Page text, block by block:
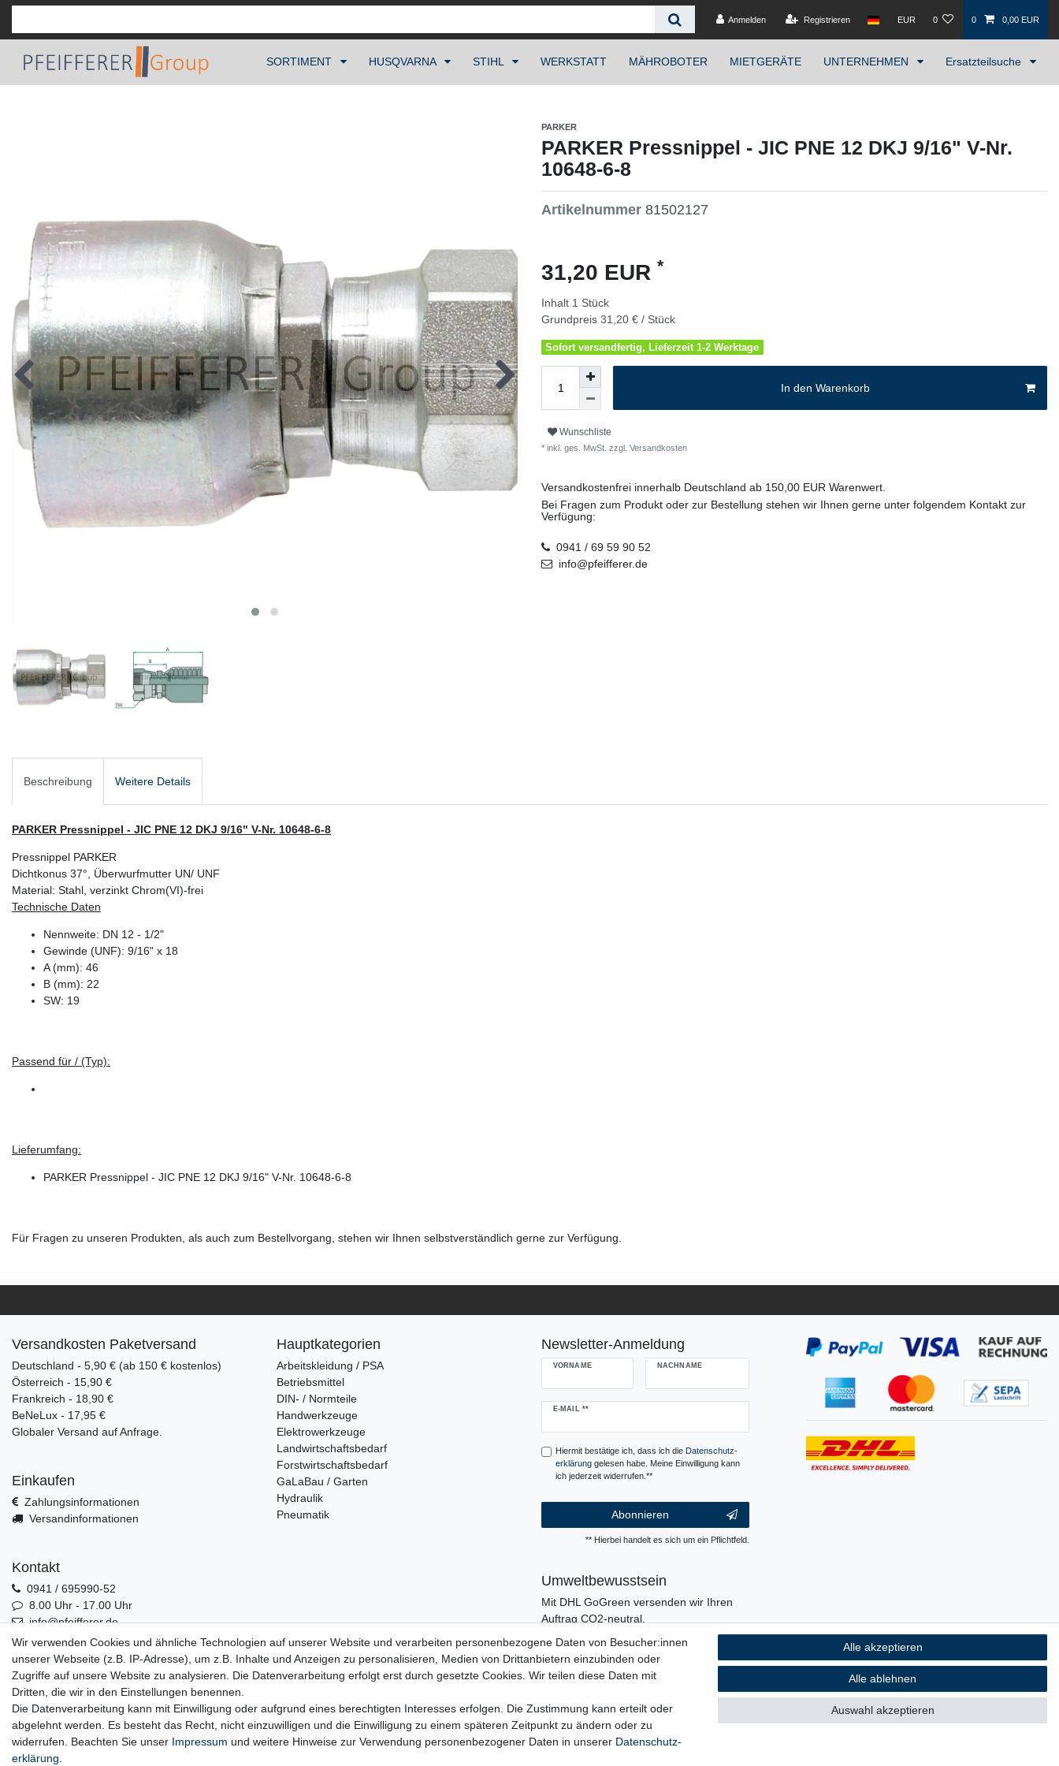
Anmelden Registrieren EUR 0 0 0,00 EUR
SORTIMENT HUSQVARNA STIHL WERKSTATT MÄHROBOTER MIETGERÄTE UNTERNEHMEN Ersatzteilsuche
PARKER
PARKER Pressnippel - JIC PNE 12 DKJ 9/16" V-Nr.
10648-6-8
Artikelnummer 81502127
31,20 EUR *
Inhalt 1 Stück
Grundpreis 31,20 € / Stück
Sofort versandfertig, Lieferzeit 1-2 Werktage
In den Warenkorb
Wunschliste
* inkl. ges. MwSt. zzgl. Versandkosten
Versandkostenfrei innerhalb Deutschland ab 150,00 EUR Warenwert.
Bei Fragen zum Produkt oder zur Bestellung stehen wir Ihnen gerne unter folgendem Kontakt zur
Verfügung:
0941 / 69 59 90 52
info@pfeifferer.de
Beschreibung Weitere Details
PARKER Pressnippel - JIC PNE 12 DKJ 9/16" V-Nr. 10648-6-8
Pressnippel PARKER
Dichtkonus 37°, Überwurfmutter UN/ UNF
Material: Stahl, verzinkt Chrom(VI)-frei
Technische Daten
Nennweite: DN 12 - 1/2"
Gewinde (UNF): 9/16" x 18
A (mm): 46
B (mm): 22
SW: 19
Passend für / (Typ):
Lieferumfang:
PARKER Pressnippel - JIC PNE 12 DKJ 9/16" V-Nr. 10648-6-8
Für Fragen zu unseren Produkten, als auch zum Bestellvorgang, stehen wir Ihnen selbstverständlich gerne zur Verfügung.
Versandkosten Paketversand
Deutschland - 5,90 € (ab 150 € kostenlos)
Österreich - 15,90 €
Frankreich - 18,90 €
BeNeLux - 17,95 €
Globaler Versand auf Anfrage.
Einkaufen
Zahlungsinformationen
Versandinformationen
Kontakt
0941 / 695990-52
8.00 Uhr - 17.00 Uhr
info@pfeifferer.de
Kontakt
0941 / 695990-52
Hauptkategorien
Arbeitskleidung / PSA
Betriebsmittel
DIN- / Normteile
Handwerkzeuge
Elektrowerkzeuge
Landwirtschaftsbedarf
Forstwirtschaftsbedarf
GaLaBau / Garten
Hydraulik
Pneumatik
Newsletter-Anmeldung
VORNAME NACHNAME
E-MAIL **
Newsletter
Hiermit bestätige ich, dass ich die Daten­schutz­
erklärunggelesen habe. Meine Einwilligung kann
ich jederzeit widerrufen.**
Abonnieren
** Hierbei handelt es sich um ein Pflichtfeld.
Umweltbewusstsein
Mit DHL GoGreen versenden wir Ihren
Auftrag CO2-neutral.
In unserer Logistik und in der Verpackung
den Einsatz von Kunststoffen und Plastik.
Wir verwenden Cookies und ähnliche Technologien auf unserer Website und verarbeiten personenbezogene Daten von Besucher:innen
unserer Webseite (z.B. IP-Adresse), um z.B. Inhalte und Anzeigen zu personalisieren, Medien von Drittanbietern einzubinden oder
Zugriffe auf unsere Website zu analysieren. Die Datenverarbeitung erfolgt erst durch gesetzte Cookies. Wir teilen diese Daten mit
Dritten, die wir in den Einstellungen benennen.
Die Datenverarbeitung kann mit Einwilligung oder aufgrund eines berechtigten Interesses erfolgen. Die Zustimmung kann erteilt oder
abgelehnt werden. Es besteht das Recht, nicht einzuwilligen und die Einwilligung zu einem späteren Zeitpunkt zu ändern oder zu
widerrufen. Beachten Sie unser Impressum und weitere Hinweise zur Verwendung personenbezogener Daten in unserer Daten­schutz­
erklärung
Alle akzeptieren
Alle ablehnen
Auswahl akzeptieren